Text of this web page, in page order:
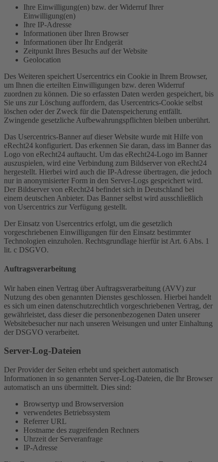
Ihre Einwilligung(en) bzw. der Widerruf Ihrer
Einwilligung(en)
Ihre IP-Adresse
Informationen über Ihren Browser
Informationen über Ihr Endgerät
Zeitpunkt Ihres Besuchs auf der Website
Geolocation
Des Weiteren speichert Usercentrics ein Cookie in Ihrem Browser,
um Ihnen die erteilten Einwilligungen bzw. deren Widerruf
zuordnen zu können. Die so erfassten Daten werden gespeichert, bis
Sie uns zur Löschung auffordern, das Usercentrics-Cookie selbst
löschen oder der Zweck für die Datenspeicherung entfällt.
Zwingende gesetzliche Aufbewahrungspflichten bleiben unberührt.
Das Usercentrics-Banner auf dieser Website wurde mit Hilfe von
eRecht24 konfiguriert. Das erkennen Sie daran, dass im Banner das
Logo von eRecht24 auftaucht. Um das eRecht24-Logo im Banner
auszuspielen, wird eine Verbindung zum Bildserver von eRecht24
hergestellt. Hierbei wird auch die IP-Adresse übertragen, die jedoch
nur in anonymisierter Form in den Server-Logs gespeichert wird.
Der Bildserver von eRecht24 befindet sich in Deutschland bei
einem deutschen Anbieter. Das Banner selbst wird ausschließlich
von Usercentrics zur Verfügung gestellt.
Der Einsatz von Usercentrics erfolgt, um die gesetzlich
vorgeschriebenen Einwilligungen für den Einsatz bestimmter
Technologien einzuholen. Rechtsgrundlage hierfür ist Art. 6 Abs. 1
lit. c DSGVO.
Auftragsverarbeitung
Wir haben einen Vertrag über Auftragsverarbeitung (AVV) zur
Nutzung des oben genannten Dienstes geschlossen. Hierbei handelt
es sich um einen datenschutzrechtlich vorgeschriebenen Vertrag, der
gewährleistet, dass dieser die personenbezogenen Daten unserer
Websitebesucher nur nach unseren Weisungen und unter Einhaltung
der DSGVO verarbeitet.
Server-Log-Dateien
Der Provider der Seiten erhebt und speichert automatisch
Informationen in so genannten Server-Log-Dateien, die Ihr Browser
automatisch an uns übermittelt. Dies sind:
Browsertyp und Browserversion
verwendetes Betriebssystem
Referrer URL
Hostname des zugreifenden Rechners
Uhrzeit der Serveranfrage
IP-Adresse